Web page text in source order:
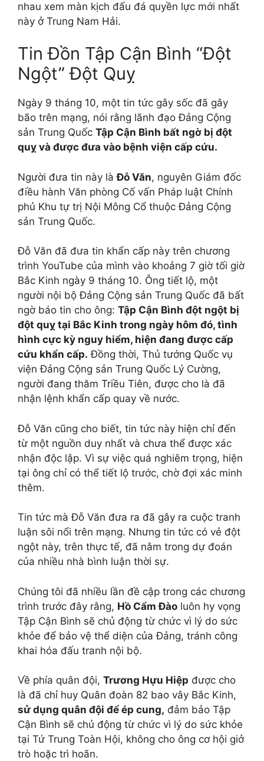
nhau xem màn kịch đấu đá quyền lực mới nhất
này ở Trung Nam Hải.
Tin Đồn Tập Cận Bình “Đột
Ngột” Đột Quỵ
Ngày 9 tháng 10, một tin tức gây sốc đã gây
bão trên mạng, nói rằng lãnh đạo Đảng Cộng
sản Trung Quốc Tập Cận Bình bất ngờ bị đột
quỵ và được đưa vào bệnh viện cấp cứu.
Người đưa tin này làĐỗ Văn, nguyên Giám đốc
điều hành Văn phòng Cố vấn Pháp luật Chính
phủ Khu tự trị Nội Mông Cổ thuộc Đảng Cộng
sản Trung Quốc.
Đỗ Văn đã đưa tin khẩn cấp này trên chương
trình YouTube của mình vào khoảng 7 giờ tối giờ
Bắc Kinh ngày 9 tháng 10. Ông tiết lộ, một
người nội bộ Đảng Cộng sản Trung Quốc đã bất
ngờ báo tin cho ông: Tập Cận Bình đột ngột bị
đột quỵ tại Bắc Kinh trong ngày hôm đó, tình
hình cực kỳ nguy hiểm, hiện đang được cấp
cứu khẩn cấp. Đồng thời, Thủ tướng Quốc vụ
viện Đảng Cộng sản Trung Quốc Lý Cường,
người đang thăm Triều Tiên, được cho là đã
nhận lệnh khẩn cấp quay về nước.
Đỗ Văn cũng cho biết, tin tức này hiện chỉ đến
từ một nguồn duy nhất và chưa thể được xác
nhận độc lập. Vì sự việc quá nghiêm trọng, hiện
tại ông chỉ có thể tiết lộ trước, chờ đợi xác minh
thêm.
Tin tức mà Đỗ Văn đưa ra đã gây ra cuộc tranh
luận sôi nổi trên mạng. Nhưng tin tức có vẻ đột
ngột này, trên thực tế, đã nằm trong dự đoán
của nhiều nhà bình luận thời sự.
Chúng tôi đã nhiều lần đề cập trong các chương
trình trước đây rằng, Hồ Cẩm Đào luôn hy vọng
Tập Cận Bình sẽ chủ động từ chức vì lý do sức
khỏe để bảo vệ thể diện của Đảng, tránh công
khai hóa đấu tranh nội bộ.
Về phía quân đội, Trương Hựu Hiệp được cho
là đã chỉ huy Quân đoàn 82 bao vây Bắc Kinh,
sử dụng quân đội để ép cung, đảm bảo Tập
Cận Bình sẽ chủ động từ chức vì lý do sức khỏe
tại Tứ Trung Toàn Hội, không cho ông cơ hội giở
trò hoặc trì hoãn.